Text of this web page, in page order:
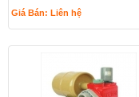
Giá Bán: Liên hệ